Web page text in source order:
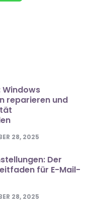
reparieren und
28, 2025
Der
für E-Mail-
28, 2025